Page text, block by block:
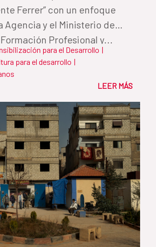
Ferrer” con un enfoque
Agencia y el Ministerio de
Profesional y...
para el Desarrollo |
para el desarrollo |
LEER MÁS